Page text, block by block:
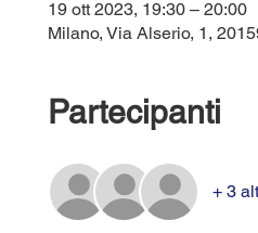
19 ott 2023, 19:30 – 20:00
Milano, Via Alserio, 1,
Partecipanti
+ 3